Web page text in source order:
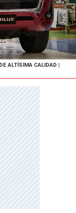
ALTÍSIMA CALIDAD